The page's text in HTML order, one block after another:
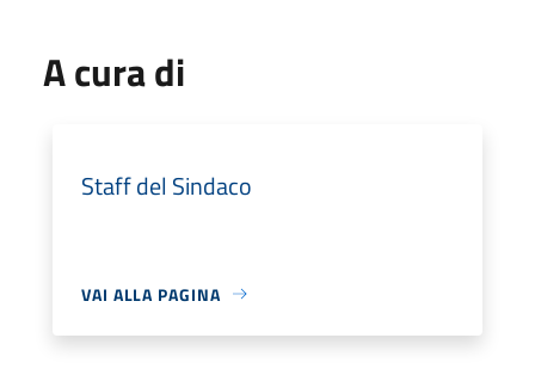
A cura di
Staff del Sindaco
VAI ALLA PAGINA